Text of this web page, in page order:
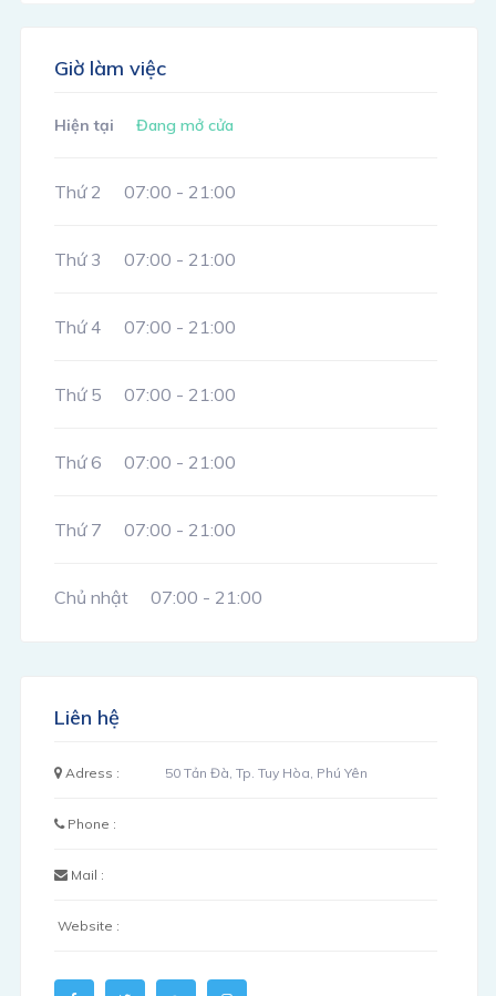
Giờ làm việc
Hiện tại Đang mở cửa
Thứ 2 07:00 - 21:00
Thứ 3 07:00 - 21:00
Thứ 4 07:00 - 21:00
Thứ 5 07:00 - 21:00
Thứ 6 07:00 - 21:00
Thứ 7 07:00 - 21:00
Chủ nhật 07:00 - 21:00
Liên hệ
Adress : 50 Tản Đà, Tp. Tuy Hòa, Phú Yên
Phone :
Mail :
Website :